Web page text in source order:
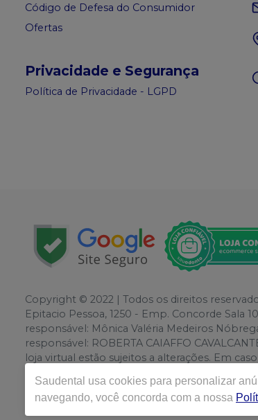
Código de Defesa do Consumidor
Ofertas
Privacidade e Segurança
Política de Privacidade - LGPD
Copyright © 2022 | Todos os direitos
Epitacio Pessoa, 1250 - Emp. Concorde Sala
responsável: Mônica Valéria Medeiros
responsável: ROBERTA CAIAFFO
loja virtual estão sujeitos a alterações. Em
Saudental usa cookies para personalizar
navegando, você concorda com a nossa